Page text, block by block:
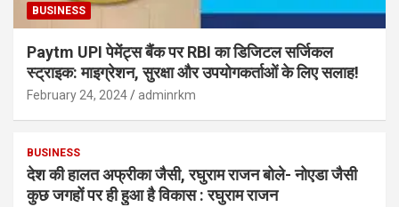
BUSINESS
Paytm UPI पेमेंट्स बैंक पर RBI का डिजिटल सर्जिकल
स्ट्राइक: माइग्रेशन, सुरक्षा और उपयोगकर्ताओं के लिए सलाह!
February 24, 2024 adminrkm
BUSINESS
देश की हालत अफ्रीका जैसी, रघुराम राजन बोले- नोएडा जैसी
कुछ जगहों पर ही हुआ है विकास : रघुराम राजन